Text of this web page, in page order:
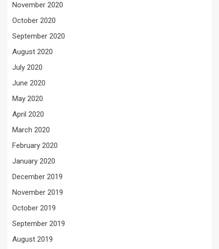
November 2020
October 2020
September 2020
August 2020
July 2020
June 2020
May 2020
April 2020
March 2020
February 2020
January 2020
December 2019
November 2019
October 2019
September 2019
August 2019